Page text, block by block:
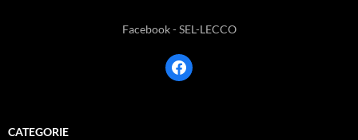
Facebook - SEL-LECCO
facebook
CATEGORIE